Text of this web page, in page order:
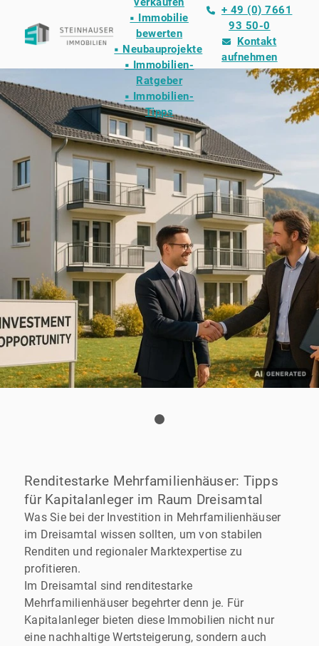
verkaufen
▪ Immobilie
bewerten
▪ Neubauprojekte
▪ Immobilien-
Ratgeber
▪ Immobilien-
Tipps
+ 49 (0) 7661
93 50-0
Kontakt
aufnehmen
Renditestarke Mehrfamilienhäuser: Tipps
für Kapitalanleger im Raum Dreisamtal
Was Sie bei der Investition in Mehrfamilienhäuser
im Dreisamtal wissen sollten, um von stabilen
Renditen und regionaler Marktexpertise zu
profitieren.
Im Dreisamtal sind renditestarke
Mehrfamilienhäuser begehrter denn je. Für
Kapitalanleger bieten diese Immobilien nicht nur
eine nachhaltige Wertsteigerung, sondern auch